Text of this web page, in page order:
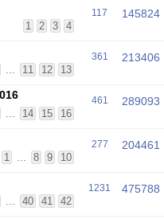
1 2 3 4
117 145824
... 11 12 13
361 213406
... 14 15 16
461 289093
1 ... 8 9 10
277 204461
... 40 41 42
1231 475788